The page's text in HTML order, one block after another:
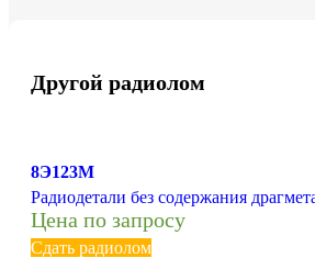
Другой радиолом
8Э123М
Радиодетали без содержания
Цена по запросу
Сдать радиолом